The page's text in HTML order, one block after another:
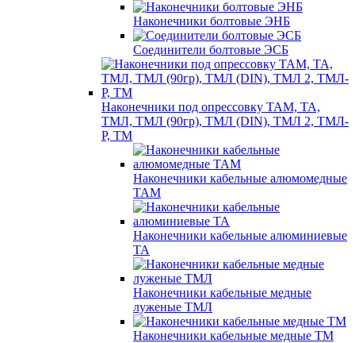
Наконечники болтовые ЭНБ
Соединители болтовые ЭСБ
Наконечники под опрессовку ТАМ, ТА,
ТМЛ, ТМЛ (90гр), ТМЛ (DIN), ТМЛ 2, ТМЛ-
Р, ТМ
Наконечники кабельные алюмомедные
ТАМ
Наконечники кабельные алюминиевые
ТА
Наконечники кабельные медные
луженые ТМЛ
Наконечники кабельные медные ТМ